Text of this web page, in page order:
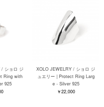
/ ショロ ジ
Ring with
925
XOLO JEWELRY / ショロ ジ
ュエリー | Protect Ring Larg
e - Silver 925
￥22,000